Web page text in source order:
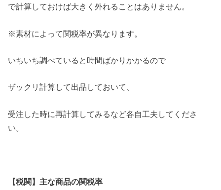
で計算しておけば大きく外れることはありません。
※素材によって関税率が異なります。
いちいち調べていると時間ばかりかかるので
ザックリ計算して出品しておいて、
受注した時に再計算してみるなど各自工夫してくださ
い。
【税関】主な商品の関税率